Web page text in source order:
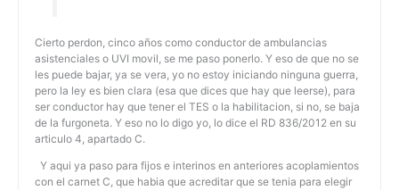
Cierto perdon, cinco años como conductor de ambulancias
asistenciales o UVI movil, se me paso ponerlo. Y eso de que no se
les puede bajar, ya se vera, yo no estoy iniciando ninguna guerra,
pero la ley es bien clara (esa que dices que hay que leerse), para
ser conductor hay que tener el TES o la habilitacion, si no, se baja
de la furgoneta. Y eso no lo digo yo, lo dice el RD 836/2012 en su
articulo 4, apartado C.
Y aqui ya paso para fijos e interinos en anteriores acoplamientos
con el carnet C, que habia que acreditar que se tenia para elegir